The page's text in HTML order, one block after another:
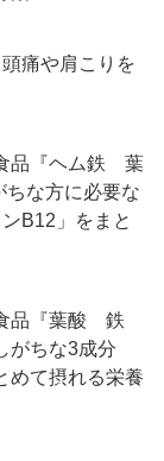
痛や肩こりを
品『ヘム鉄 葉
な方に必要な
B12」をまと
品『葉酸 鉄
がちな3成分
めて摂れる栄養